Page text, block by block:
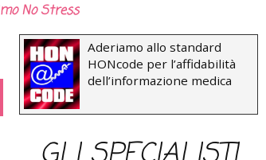
No Stress
Aderiamo allo standard
HONcode per l’affidabilità
dell’informazione medica